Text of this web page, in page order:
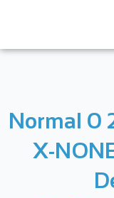
Normal 0
X-